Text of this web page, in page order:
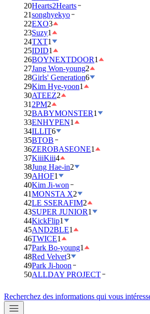
20Hearts2Hearts
21songhyekyo
22EXO3
23Suzy1
24TXT1
25IDID1
26BOYNEXTDOOR1
27Jang Won-young2
28Girls' Generation6
29Kim Hye-yoon1
30ATEEZ2
31 2PM2
32BABYMONSTER1
33ENHYPEN1
34ILLIT6
35BTOB
36ZEROBASEONE1
37KiiiKiii4
38Jung Hae-in2
39AHOF1
40Kim Ji-won
41MONSTA X2
42LE SSERAFIM2
43SUPER JUNIOR1
44KickFlip1
45AND2BLE1
46TWICE1
47Park Bo-young1
48Red Velvet3
49Park Ji-hoon
50ALLDAY PROJECT
Recherchez des informations qui vous